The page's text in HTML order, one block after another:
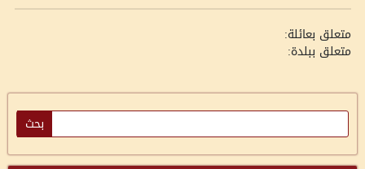
متعلق بعائلة:
متعلق ببلدة: